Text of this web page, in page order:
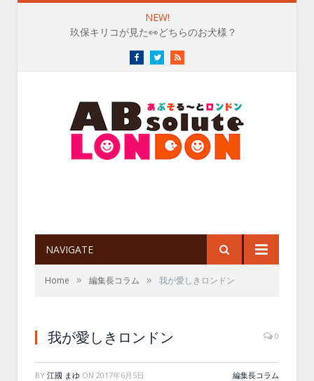
NEW!
玖保キリコが見た👀どちらのお犬様？
FacebookTwitterRSS
NAVIGATE
Home » 編集長コラム » 我が愛しきロンドン
我が愛しきロンドン 0
BY 江國 まゆ ON 2017年6月5日 編集長コラム